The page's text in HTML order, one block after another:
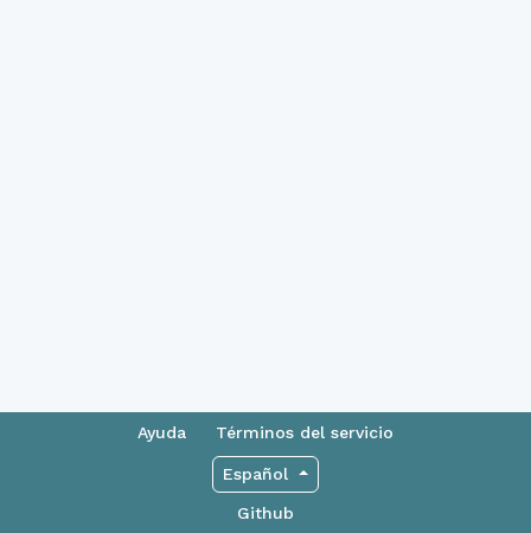
Ayuda Términos del servicio
Español
Github